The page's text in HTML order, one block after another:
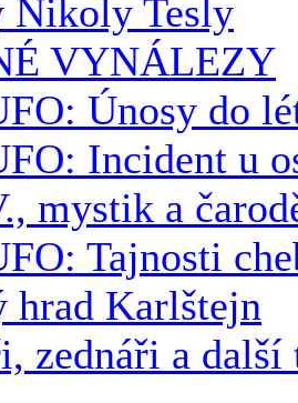
Nikoly Tesly
VYNÁLEZY
Únosy do
Incident u
mystik a
Tajnosti
hrad Karlštejn
zednáři a další